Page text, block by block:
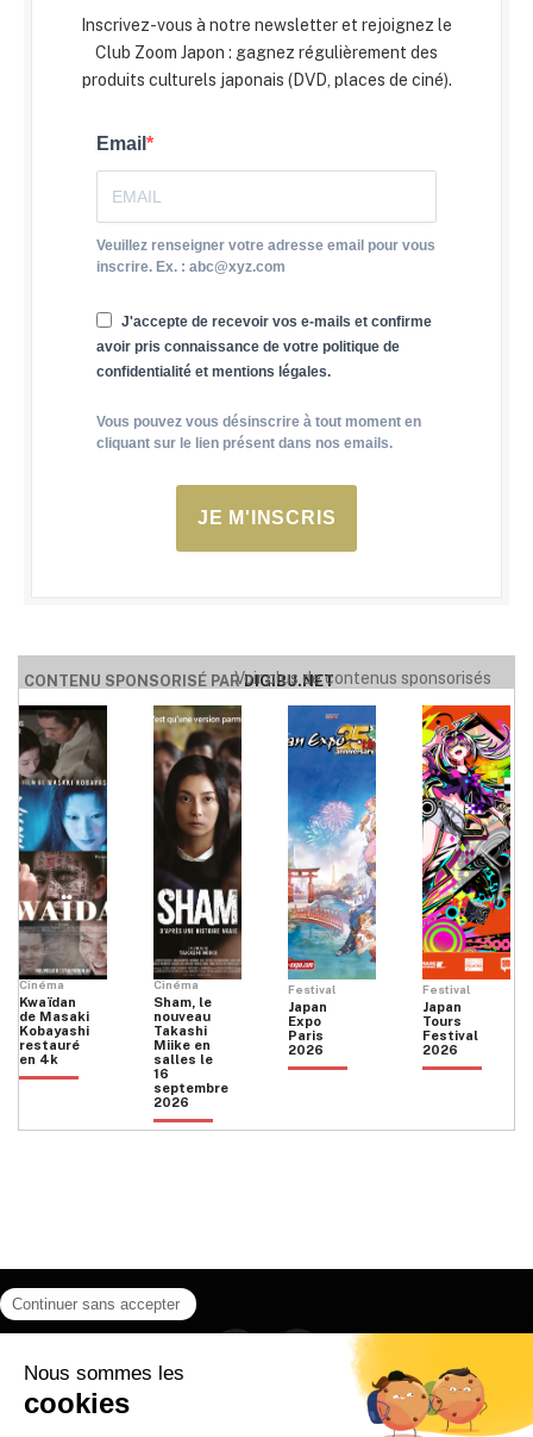
Inscrivez-vous à notre newsletter et rejoignez le
Club Zoom Japon : gagnez régulièrement des
produits culturels japonais (DVD, places de ciné).
Email
Veuillez renseigner votre adresse email pour vous
inscrire. Ex. : abc@xyz.com
J'accepte de recevoir vos e-mails et confirme
avoir pris connaissance de votre politique de
confidentialité et mentions légales.
Vous pouvez vous désinscrire à tout moment en
cliquant sur le lien présent dans nos emails.
JE M'INSCRIS
CONTENU SPONSORISÉ PARDIGIBU.NET
Voir plus de contenus sponsorisés
Cinéma
Kwaïdan
de Masaki
Kobayashi
restauré
en 4k
Cinéma
Sham, le
nouveau
Takashi
Miike en
salles le
16
septembre
2026
Festival
Japan
Expo
Paris
2026
Festival
Japan
Tours
Festival
2026
Instagram
CONTACT